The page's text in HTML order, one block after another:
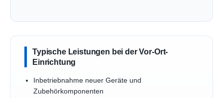
Typische Leistungen bei der Vor-Ort-
Einrichtung
Inbetriebnahme neuer Geräte und
Zubehörkomponenten